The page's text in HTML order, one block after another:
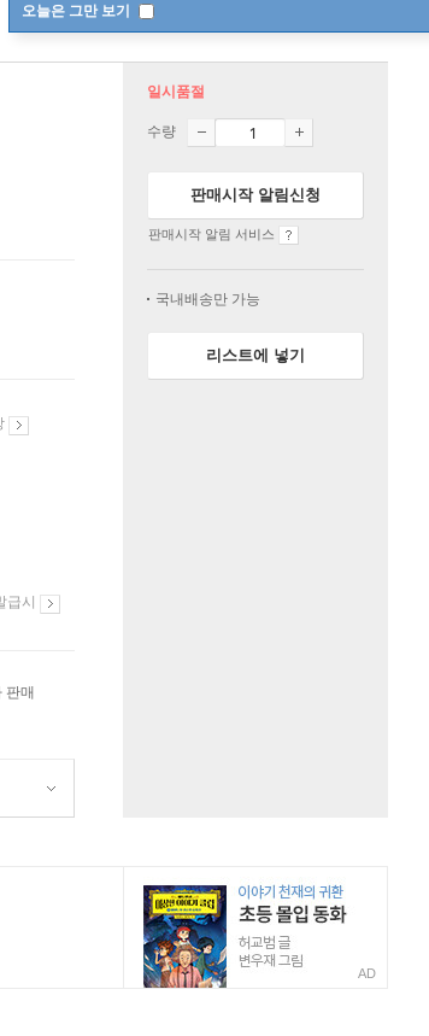
오늘은 그만 보기
급시
판매
일시품절
수량
판매시작 알림신청
판매시작 알림 서비스
국내배송만 가능
리스트에 넣기
AD